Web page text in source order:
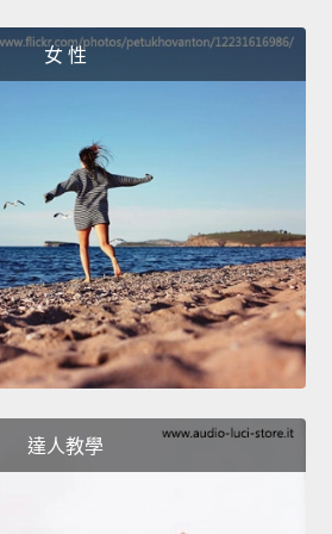
女 性
達人教學